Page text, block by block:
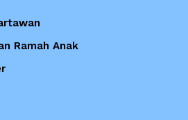
Ramah Anak